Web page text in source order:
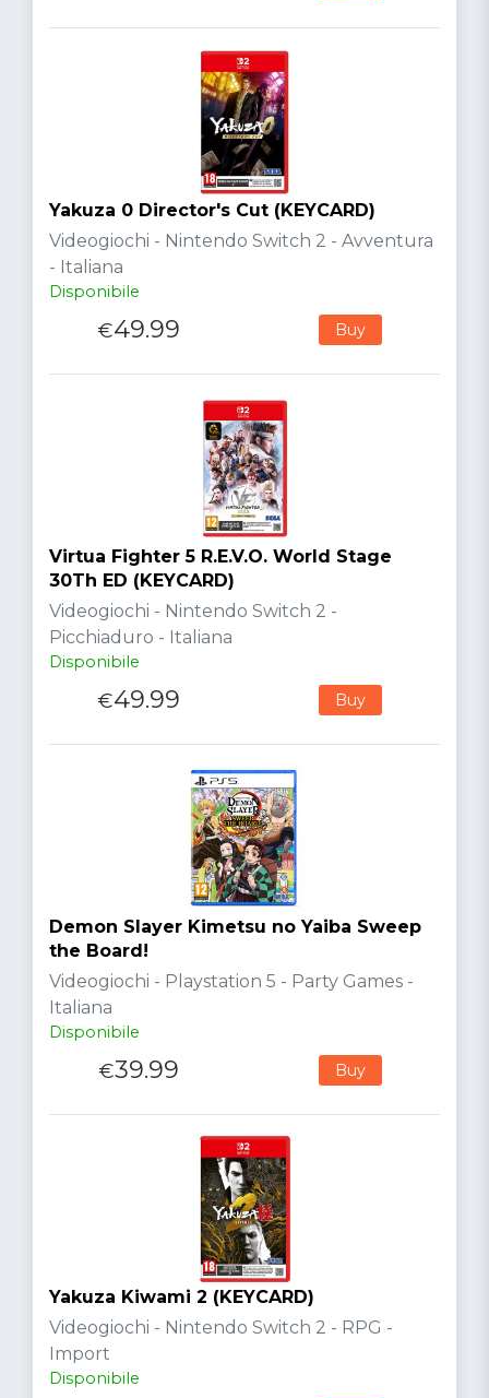
Yakuza 0 Director's Cut (KEYCARD)
Videogiochi - Nintendo Switch 2 - Avventura
- Italiana
Disponibile
€49.99 Buy
Virtua Fighter 5 R.E.V.O. World Stage
30Th ED (KEYCARD)
Videogiochi - Nintendo Switch 2 -
Picchiaduro - Italiana
Disponibile
€49.99 Buy
Demon Slayer Kimetsu no Yaiba Sweep
the Board!
Videogiochi - Playstation 5 - Party Games -
Italiana
Disponibile
€39.99 Buy
Yakuza Kiwami 2 (KEYCARD)
Videogiochi - Nintendo Switch 2 - RPG -
Import
Disponibile